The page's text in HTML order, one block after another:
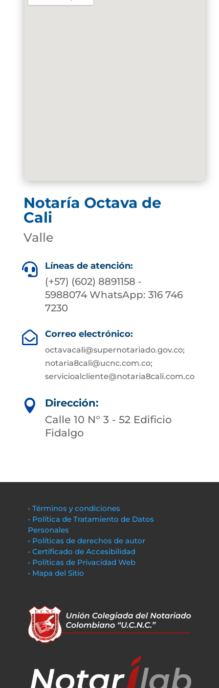
Notaría Octava de
Cali
Valle
 Líneas de atención:
(+57) (602) 8891158 -
5988074 WhatsApp: 316 746
7230
 Correo electrónico:
octavacali@supernotariado.gov.co;
notaria8cali@ucnc.com.co;
servicioalcliente@notaria8cali.com.co

Dirección:
Calle 10 N° 3 - 52 Edificio
Fidalgo
• Términos y condiciones
• Política de Tratamiento de Datos
Personales
• Políticas de derechos de autor
• Certificado de Accesibilidad
• Políticas de Privacidad Web
• Mapa del Sitio